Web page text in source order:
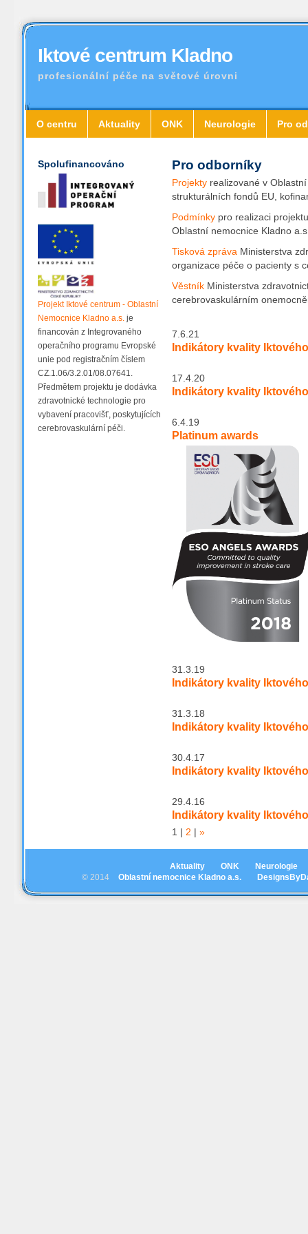
Iktové centrum Kladno
profesionální péče na světové úrovni
O centru Aktuality ONK Neurologie Pro
Spolufinancováno
Projekt Iktové centrum - Oblastní
Nemocnice Kladno a.s. je
financován z Integrovaného
operačního programu Evropské
unie pod registračním číslem
CZ.1.06/3.2.01/08.07641.
Předmětem projektu je dodávka
zdravotnické technologie pro
vybavení pracovišť, poskytujících
cerebrovaskulární péči.
Pro odborníky
Projekty realizované v
strukturálních fondů EU,
Podmínky pro realizaci
Oblastní nemocnice Kladno
Tisková zpráva Ministerstva
organizace péče o pacienty s
Věstník Ministerstva
cerebrovaskulárním
7.6.21
Indikátory kvality
17.4.20
Indikátory kvality
6.4.19
Platinum awards
31.3.19
Indikátory kvality
31.3.18
Indikátory kvality
30.4.17
Indikátory kvality
29.4.16
Indikátory kvality
1 | 2 | »
Aktuality ONK
Neurologie
© 2014
Oblastní nemocnice Kladno a.s.